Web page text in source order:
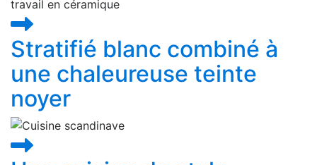
Stratifié blanc combiné à
une chaleureuse teinte
noyer